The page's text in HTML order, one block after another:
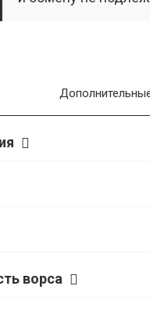
ворса